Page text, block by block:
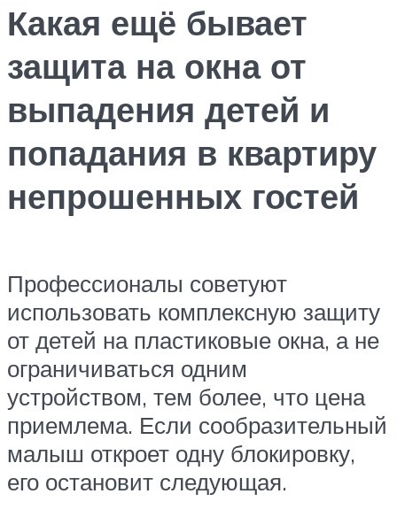
Какая ещё бывает
защита на окна от
выпадения детей и
попадания в квартиру
непрошенных гостей
Профессионалы советуют
использовать комплексную защиту
от детей на пластиковые окна, а не
ограничиваться одним
устройством, тем более, что цена
приемлема. Если сообразительный
малыш откроет одну блокировку,
его остановит следующая.